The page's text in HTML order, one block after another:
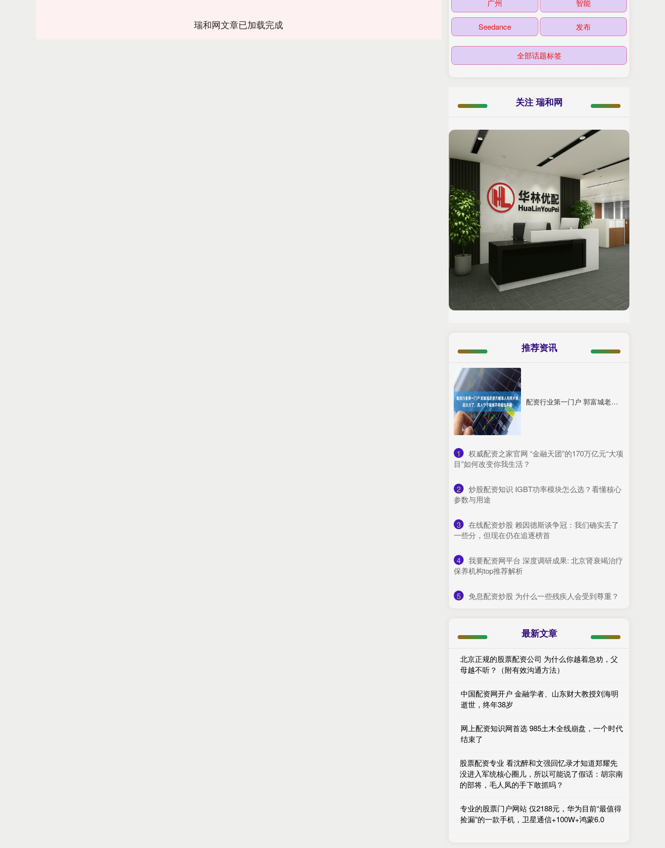
瑞和网文章已加载完成
广州 智能
Seedance 发布
全部话题标签
关注 瑞和网
推荐资讯
配资行业第一门户 郭富城老婆方媛本人和照片差距太大了，真人个子很矮不年轻也不瘦
1
​权威配资之家官网 “金融天团”的170万亿元“大项
目”如何改变你我生活？
2
​炒股配资知识 IGBT功率模块怎么选？看懂核心
参数与用途
3
​在线配资炒股 赖因德斯谈争冠：我们确实丢了
一些分，但现在仍在追逐榜首
4
​我要配资网平台 深度调研成果: 北京肾衰竭治疗
保养机构top推荐解析
5 ​免息配资炒股 为什么一些残疾人会受到尊重？
最新文章
北京正规的股票配资公司 为什么你越着急劝，父
母越不听？（附有效沟通方法）
中国配资网开户 金融学者、山东财大教授刘海明
逝世，终年38岁
网上配资知识网首选 985土木全线崩盘，一个时代
结束了
股票配资专业 看沈醉和文强回忆录才知道郑耀先
没进入军统核心圈儿，所以可能说了假话：胡宗南
的部将，毛人凤的手下敢抓吗？
专业的股票门户网站 仅2188元，华为目前“最值得
捡漏”的一款手机，卫星通信+100W+鸿蒙6.0